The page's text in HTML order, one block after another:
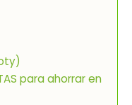
para ahorrar en